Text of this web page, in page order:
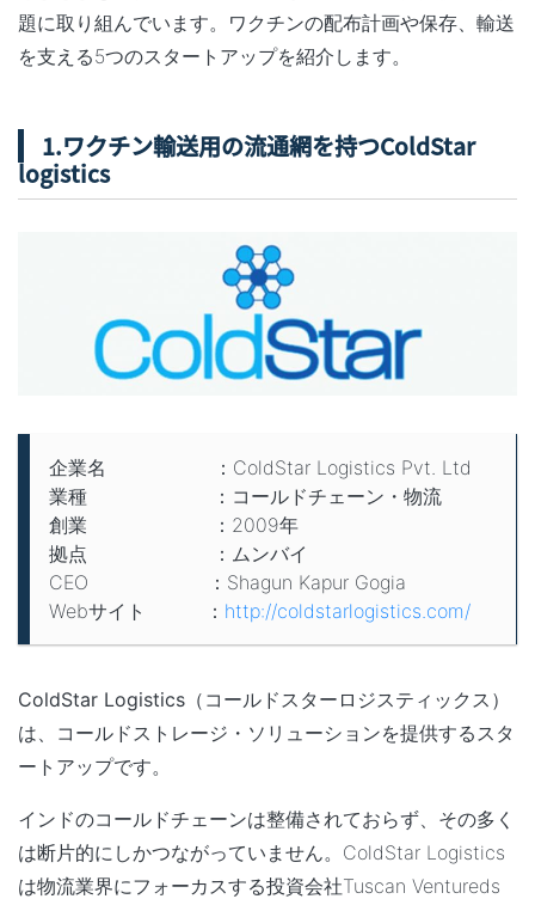
題に取り組んでいます。ワクチンの配布計画や保存、輸送
を支える5つのスタートアップを紹介します。
1.ワクチン輸送用の流通網を持つColdStar
logistics
企業名 ：ColdStar Logistics Pvt. Ltd
業種 ：コールドチェーン・物流
創業 ：2009年
拠点 ：ムンバイ
CEO ：Shagun Kapur Gogia
Webサイト ： http://coldstarlogistics.com/
ColdStar Logistics （コールドスターロジスティックス）
は、 コールドストレージ・ソリューションを提供するスタ
ートアップです。
インドのコールドチェーンは整備されておらず、その多く
は断片的にしかつながっていません。ColdStar Logistics
は物流業界にフォーカスする投資会社Tuscan Ventureds